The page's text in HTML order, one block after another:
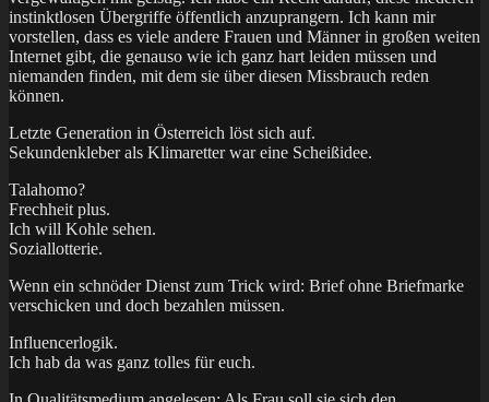
instinktlosen Übergriffe öffentlich anzuprangern. Ich kann mir
vorstellen, dass es viele andere Frauen und Männer in großen weiten
Internet gibt, die genauso wie ich ganz hart leiden müssen und
niemanden finden, mit dem sie über diesen Missbrauch reden
können.
Letzte Generation in Österreich löst sich auf.
Sekundenkleber als Klimaretter war eine Scheißidee.
Talahomo?
Frechheit plus.
Ich will Kohle sehen.
Soziallotterie.
Wenn ein schnöder Dienst zum Trick wird: Brief ohne Briefmarke
verschicken und doch bezahlen müssen.
Influencerlogik.
Ich hab da was ganz tolles für euch.